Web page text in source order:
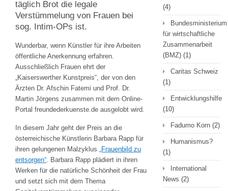
täglich Brot die legale
Verstümmelung von Frauen bei
sog. Intim-OPs ist.
Wunderbar, wenn Künstler für ihre Arbeiten
öffentliche Anerkennung erfahren.
Ausschließlich Frauen ehrt der
„Kaiserswerther Kunstpreis“, der von den
Ärzten Dr. Afschin Fatemi und Prof. Dr.
Martin Jörgens zusammen mit dem Online-
Portal freundederkuenste.de ausgelobt wird.
In diesem Jahr geht der Preis an die
österreichische Künstlerin Barbara Rapp für
ihren gelungenen Malzyklus
„Frauenbild zu
entsorgen“ . Barbara Rapp plädiert in ihren
Werken für die natürliche Schönheit der Frau
und setzt sich mit dem Thema
(4)
Bundesministerium
für wirtschaftliche
Zusammenarbeit
(BMZ) (1)
Caritas Schweiz
(1)
Entwicklungshilfe
(10)
Fadumo Korn (2)
Humanismus?
(1)
International
News (2)